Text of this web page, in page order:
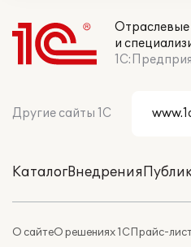
Отраслевые
и
Другие сайты 1С
КаталогВнедрения
О сайтеО решениях 1СПрайс-